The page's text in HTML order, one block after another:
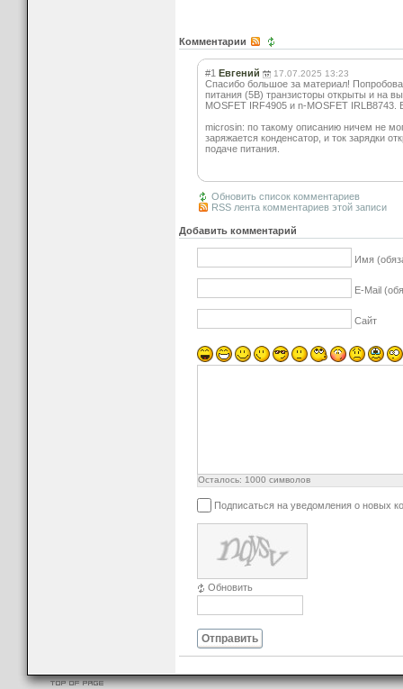
Комментарии
#1 Евгений 17.07.2025 13:23
Спасибо большое за материал!
питания (5В) транзисторы открыты и на
MOSFET IRF4905 и n-MOSFET IRLB8743.
microsin: по такому описанию ничем не
заряжается конденсатор, и ток зарядки
подаче питания.
Обновить список комментариев
RSS лента комментариев этой записи
Добавить комментарий
Имя
E-Mail
Сайт
Осталось: 1000 символов
Подписаться на уведомления о новых
Обновить
Отправить